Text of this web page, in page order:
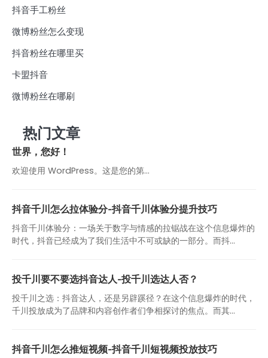
抖音手工粉丝
微博粉丝怎么变现
抖音粉丝在哪里买
卡盟抖音
微博粉丝在哪刷
热门文章
世界，您好！
欢迎使用 WordPress。这是您的第…
抖音千川怎么拉体验分-抖音千川体验分提升技巧
抖音千川体验分：一场关于数字与情感的拉锯战在这个信息爆炸的
时代，抖音已经成为了我们生活中不可或缺的一部分。而抖...
投千川要不要选抖音达人-投千川选达人否？
投千川之选：抖音达人，还是另辟蹊径？在这个信息爆炸的时代，
千川投放成为了品牌和内容创作者们争相探讨的焦点。而其...
抖音千川怎么推短视频-抖音千川短视频投放技巧